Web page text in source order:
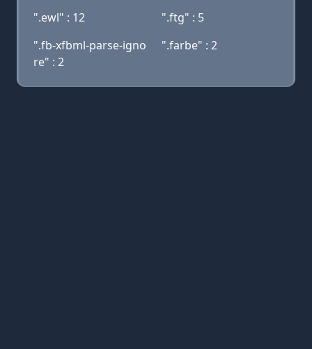
".ewl" : 12
".ftg" : 5
".fb-xfbml-parse-igno
re" : 2
".farbe" : 2